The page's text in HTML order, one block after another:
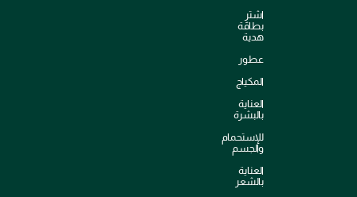
اشترِ
بطاقة
هدية
عطور
المكياج
العناية
بالبشرة
للإستحمام
والجسم
العناية
بالشعر